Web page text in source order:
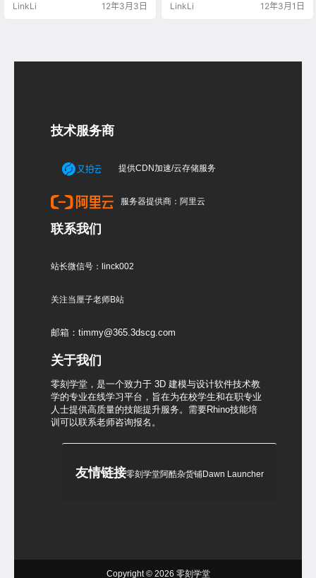
现起来也是非常简单的，其中并不
就可以看到了），这里是直接把他
LinkLi 12年3月3日
笔夹，整个圆珠笔就算完成了做法
LinkLi 12年3月1日
技术服务商
提供CDN加速/云存储服务
服务器提供商：阿里云
联系我们
站长微信号：linck002
关注当厘子老师B站
邮箱：timmy@365.3dscg.com
关于我们
零刻学堂，是一个致力于 3D 建模与设计软件技术教
学的专业在线学习平台，旨在为在校学生和在职专业
人士提供高质量的技能提升服务。需要Rhino技能培
训可以联系老师咨询报名。
友情链接零刻学堂阿酷杂货铺Dawn Launcher
Copyright © 2026 零刻学堂